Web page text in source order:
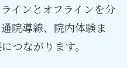
インとオフラインを分
院導線、院内体験ま
つながります。